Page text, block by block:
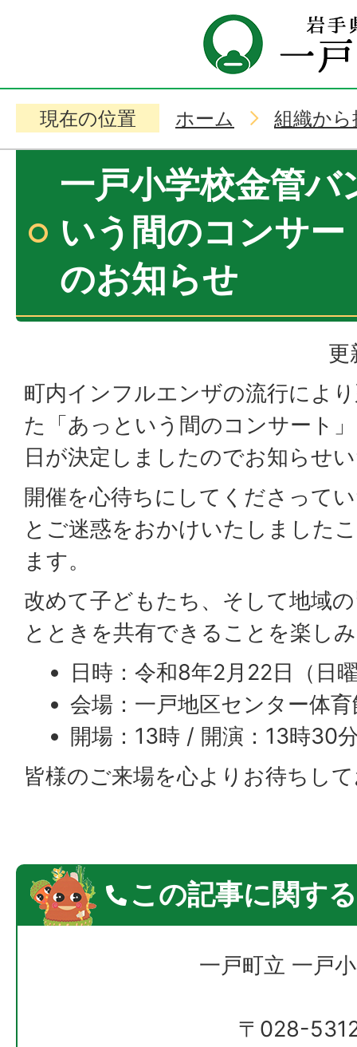
現在の位置 ホーム 組織か
一戸小学校金管バ
いう間のコンサ
のお知らせ
更
町内インフルエンザの流行によ
た「あっという間のコンサート
日が決定しましたのでお知らせ
開催を心待ちにしてくださって
とご迷惑をおかけいたしました
ます。
改めて子どもたち、そして地域
とときを共有できることを楽し
日時：令和8年2月22日（日
会場：一戸地区センター体
開場：13時 / 開演：13時30
皆様のご来場を心よりお待ちし
この記事に関す
一戸町立 一戸
〒028-